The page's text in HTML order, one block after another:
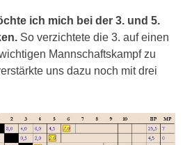
ich mich bei der 3. und 5.
So verzichtete die 3. auf einen
Mannschaftskampf zu
uns dazu noch mit drei